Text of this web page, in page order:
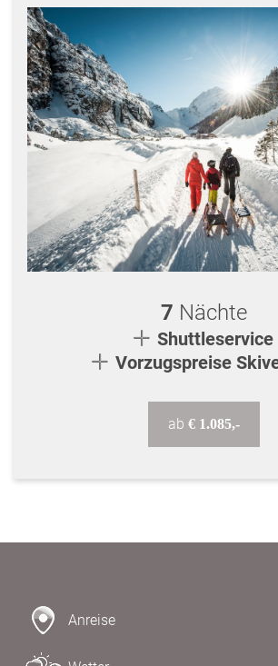
7 Nächte
Shuttleservice
Vorzugspreise
ab € 1.085,-
Anreise